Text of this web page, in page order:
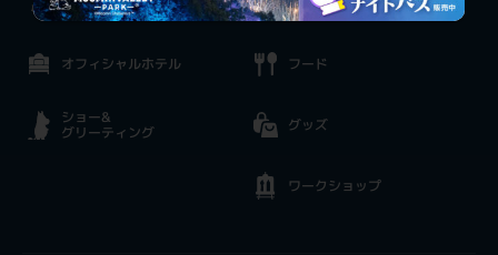
パークとは
オフィシャルホテル
ショー&
グリーティング
フード
グッズ
ワークショップ